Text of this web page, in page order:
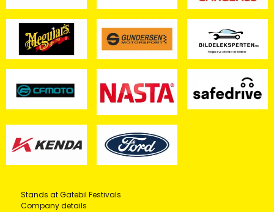
Stands at Gatebil Festivals
Company details